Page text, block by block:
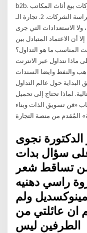
b2b. ومثال على هذا النوع من التجارة: شركات بيع أثاث المكاتب
للشركات، وشركات توفر أفراد آمن وحراسة الشركات. 2. تجارة الـ b2c لا
الاستعدادات التي جرى
أن الاعتماد المتبادل بين
المناسب ما هو التداول؟
ماذا نتداول عبر الانترنت
والنفط وايضا السندات
حول عالم التداول
لماذا تحتاج إلى تحميل
«فن تسويق الذات وبناء
المُقدم من منصة التجارة
نجوى
سؤال بدات
تساقط شعر
راسي دهنيه
ولم
ان عائلتي من
الطرفين ليس